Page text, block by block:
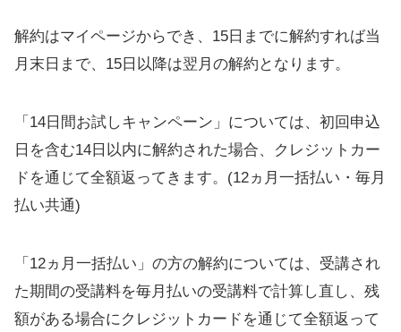
解約はマイページからでき、15日までに解約すれば当
月末日まで、15日以降は翌月の解約となります。
「14日間お試しキャンペーン」については、初回申込
日を含む14日以内に解約された場合、クレジットカー
ドを通じて全額返ってきます。(12ヵ月一括払い・毎月
払い共通)
「12ヵ月一括払い」の方の解約については、受講され
た期間の受講料を毎月払いの受講料で計算し直し、残
額がある場合にクレジットカードを通じて全額返って